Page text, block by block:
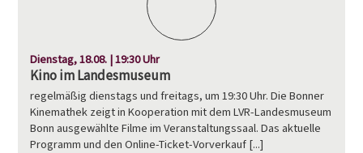
Dienstag, 18.08. | 19:30 Uhr
Kino im Landesmuseum
regelmäßig dienstags und freitags, um 19:30 Uhr. Die Bonner
Kinemathek zeigt in Kooperation mit dem LVR-Landesmuseum
Bonn ausgewählte Filme im Veranstaltungssaal. Das aktuelle
Programm und den Online-Ticket-Vorverkauf [...]